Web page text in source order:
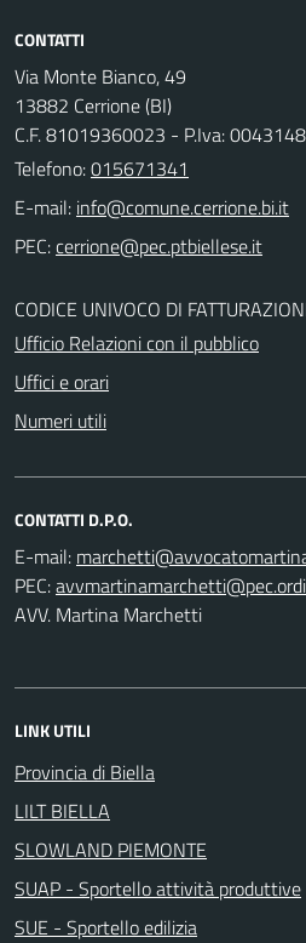
CONTATTI
Via Monte Bianco, 49
13882 Cerrione (BI)
C.F. 81019360023 - P.Iva:
Telefono:015671341
E-mail:
PEC:
CODICE UNIVOCO DI
Ufficio Relazioni con il pubblico
Uffici e orari
Numeri utili
CONTATTI D.P.O.
E-mail:
PEC:
AVV. Martina Marchetti
LINK UTILI
Provincia di Biella
LILT BIELLA
SLOWLAND PIEMONTE
SUAP - Sportello attività produttive
SUE - Sportello edilizia